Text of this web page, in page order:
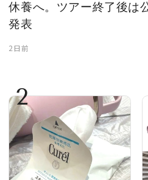
休養へ。ツアー終了後は
発表
2日前
2